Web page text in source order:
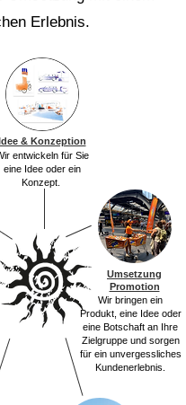
Erlebnis.
& Konzeption
entwickeln für Sie
eine Idee oder ein
Konzept.
Umsetzung
Promotion
Wir bringen ein
Produkt, eine Idee oder
eine Botschaft an Ihre
Zielgruppe und sorgen
für ein unvergessliches
Kundenerlebnis.